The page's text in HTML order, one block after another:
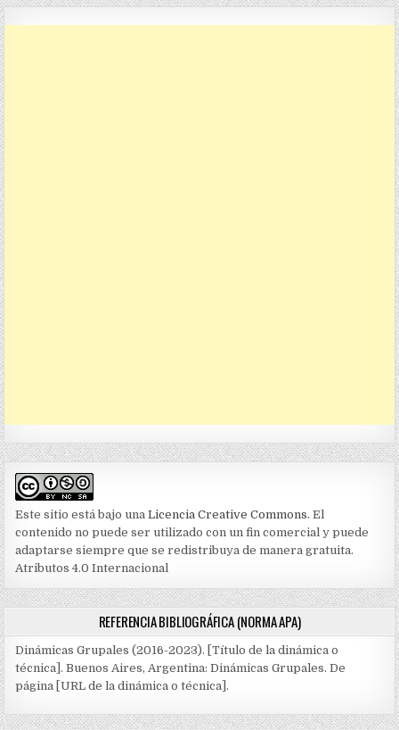
Este sitio está bajo unaLicencia Creative Commons. El
contenido no puede ser utilizado con un fin comercial y puede
adaptarse siempre que se redistribuya de manera gratuita.
Atributos 4.0 Internacional
REFERENCIA BIBLIOGRÁFICA (NORMA APA)
Dinámicas Grupales (2016-2023). [Título de la dinámica o
técnica]. Buenos Aires, Argentina: Dinámicas Grupales. De
página [URL de la dinámica o técnica].